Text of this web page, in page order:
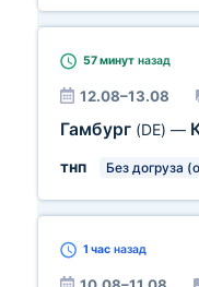
57 минут назад
12.08–13.08
Гамбург (DE) —
тнп
Без догруза
1 час назад